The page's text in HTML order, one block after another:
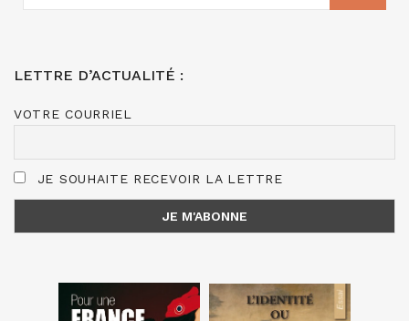
LETTRE D’ACTUALITÉ :
VOTRE COURRIEL
JE SOUHAITE RECEVOIR LA LETTRE